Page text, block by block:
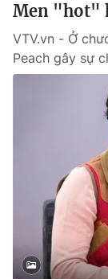
Men "hot"
VTV.vn - Ở
Peach gây sự